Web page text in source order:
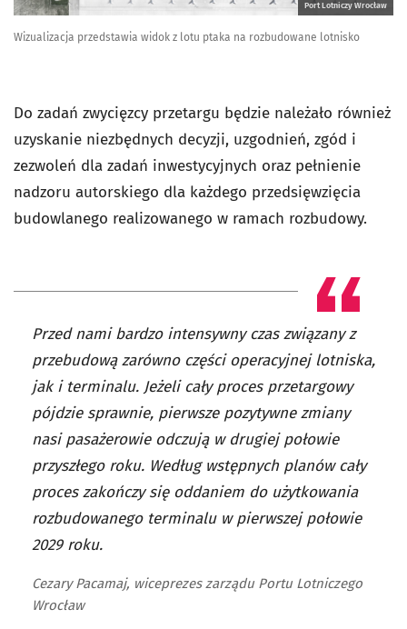
Port Lotniczy Wrocław
Wizualizacja przedstawia widok z lotu ptaka na rozbudowane lotnisko
Do zadań zwycięzcy przetargu będzie należało również
uzyskanie niezbędnych decyzji, uzgodnień, zgód i
zezwoleń dla zadań inwestycyjnych oraz pełnienie
nadzoru autorskiego dla każdego przedsięwzięcia
budowlanego realizowanego w ramach rozbudowy.
Przed nami bardzo intensywny czas związany z
przebudową zarówno części operacyjnej lotniska,
jak i terminalu. Jeżeli cały proces przetargowy
pójdzie sprawnie, pierwsze pozytywne zmiany
nasi pasażerowie odczują w drugiej połowie
przyszłego roku. Według wstępnych planów cały
proces zakończy się oddaniem do użytkowania
rozbudowanego terminalu w pierwszej połowie
2029 roku.
Cezary Pacamaj, wiceprezes zarządu Portu Lotniczego
Wrocław